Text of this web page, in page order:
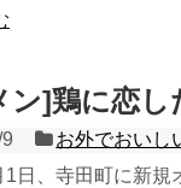
ン]鶏に恋し
お外でおいし
日、寺田町に新規